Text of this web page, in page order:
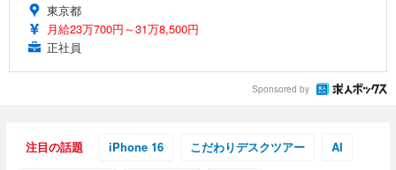
東京都
月給23万700円～31万8,500円
正社員
Sponsored by
注目の話題 iPhone 16 こだわりデスクツアー AI